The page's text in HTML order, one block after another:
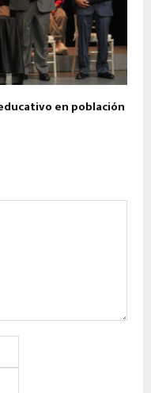
en población